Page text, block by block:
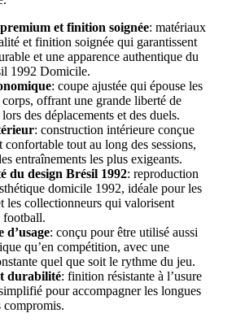
et finition soignée: matériaux
et finition soignée qui garantissent
et une apparence authentique du
1992 Domicile.
: coupe ajustée qui épouse les
offrant une grande liberté de
des déplacements et des duels.
: construction intérieure conçue
confortable tout au long des sessions,
entraînements les plus exigeants.
du design Brésil 1992: reproduction
domicile 1992, idéale pour les
les collectionneurs qui valorisent
football.
d’usage: conçu pour être utilisé aussi
qu’en compétition, avec une
quel que soit le rythme du jeu.
durabilité: finition résistante à l’usure
pour accompagner les longues
compromis.